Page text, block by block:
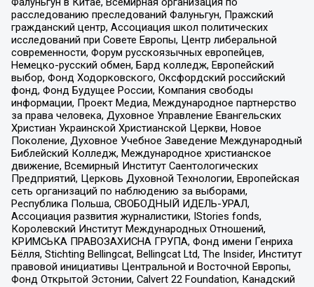
расследованию преследований Фалуньгун, Пражский
гражданский центр, Ассоциация школ политических
исследований при Совете Европы, Центр либеральной
современности, Форум русскоязычных европейцев,
Немецко-русский обмен, Бард колледж, Европейский
выбор, Фонд Ходорковского, Оксфордский российский
фонд, Фонд Будущее России, Компания свободы
информации, Проект Медиа, Международное партнерство
за права человека, Духовное Управление Евангельских
Христиан Украинской Христианской Церкви, Новое
Поколение, Духовное Учебное Заведение Международный
Библейский Колледж, Международное христианское
движение, Всемирный Институт Саентологических
Предприятий, Церковь Духовной Технологии, Европейская
сеть организаций по наблюдению за выборами,
Республика Польша, СВОБОДНЫЙ ИДЕЛЬ-УРАЛ,
Ассоциация развития журналистики, IStories fonds,
Королевский Институт Международных Отношений,
КРИМСЬКА ПРАВОЗАХИСНА ГРУПА, Фонд имени Генриха
Бёлля, Stichting Bellingcat, Bellingcat Ltd, The Insider, Институт
правовой инициативы Центральной и Восточной Европы,
Фонд Открытой Эстонии, Calvert 22 Foundation, Канадский